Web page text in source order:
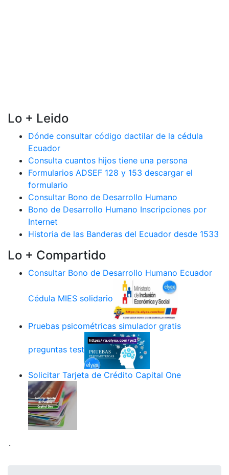
Lo + Leido
Dónde consultar código dactilar de la cédula
Ecuador
Consulta cuantos hijos tiene una persona
Formularios ADSEF 128 y 153 descargar el
formulario
Consultar Bono de Desarrollo Humano
Bono de Desarrollo Humano Inscripciones por
Internet
Historia de las Banderas del Ecuador desde 1533
Lo + Compartido
Consultar Bono de Desarrollo Humano Ecuador
Cédula MIES solidario
Pruebas psicométricas simulador gratis
preguntas test
Solicitar Tarjeta de Crédito Capital One
.